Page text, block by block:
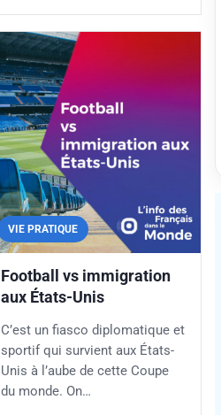
VIE PRATIQUE
Football vs immigration
aux États-Unis
C’est un fiasco diplomatique et
sportif qui survient aux États-
Unis à l’aube de cette Coupe
du monde. On…